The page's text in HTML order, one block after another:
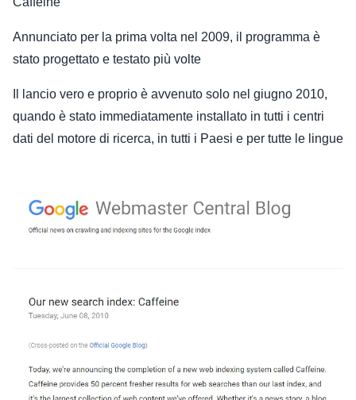
Annunciato per la prima volta nel 2009, il programma è
stato progettato e testato più volte
Il lancio vero e proprio è avvenuto solo nel giugno 2010,
quando è stato immediatamente installato in tutti i centri
dati del motore di ricerca, in tutti i Paesi e per tutte le lingue